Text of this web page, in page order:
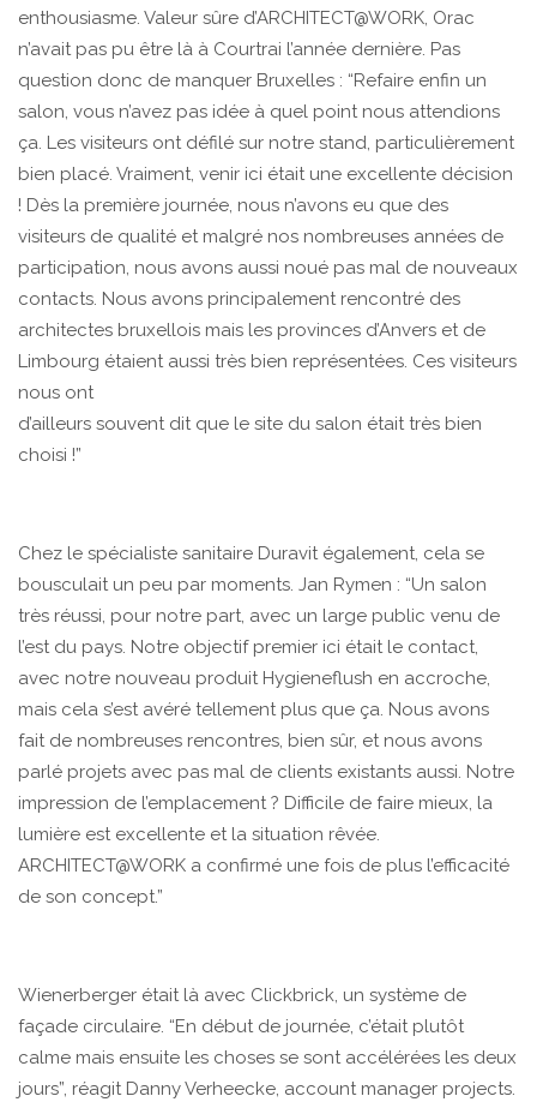
enthousiasme. Valeur sûre d’ARCHITECT@WORK, Orac
n’avait pas pu être là à Courtrai l’année dernière. Pas
question donc de manquer Bruxelles : “Refaire enfin un
salon, vous n’avez pas idée à quel point nous attendions
ça. Les visiteurs ont défilé sur notre stand, particulièrement
bien placé. Vraiment, venir ici était une excellente décision
! Dès la première journée, nous n’avons eu que des
visiteurs de qualité et malgré nos nombreuses années de
participation, nous avons aussi noué pas mal de nouveaux
contacts. Nous avons principalement rencontré des
architectes bruxellois mais les provinces d’Anvers et de
Limbourg étaient aussi très bien représentées. Ces visiteurs
nous ont
d’ailleurs souvent dit que le site du salon était très bien
choisi !”
Chez le spécialiste sanitaire Duravit également, cela se
bousculait un peu par moments. Jan Rymen : “Un salon
très réussi, pour notre part, avec un large public venu de
l’est du pays. Notre objectif premier ici était le contact,
avec notre nouveau produit Hygieneflush en accroche,
mais cela s’est avéré tellement plus que ça. Nous avons
fait de nombreuses rencontres, bien sûr, et nous avons
parlé projets avec pas mal de clients existants aussi. Notre
impression de l’emplacement ? Difficile de faire mieux, la
lumière est excellente et la situation rêvée.
ARCHITECT@WORK a confirmé une fois de plus l’efficacité
de son concept.”
Wienerberger était là avec Clickbrick, un système de
façade circulaire. “En début de journée, c’était plutôt
calme mais ensuite les choses se sont accélérées les deux
jours”, réagit Danny Verheecke, account manager projects.